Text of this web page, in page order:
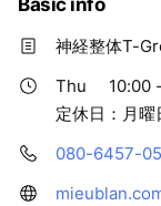
Basic info
神経整体T-
Thu
10:00
定休日：月曜
080-6457-